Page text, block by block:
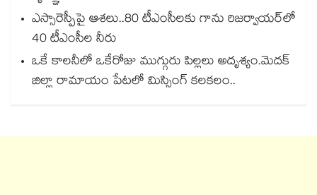
ఎస్సారెస్పీపై ఆశలు..80 టీఎంసీలకు గాను రిజర్వాయర్‌‌‌‌‌‌‌‌‌‌‌‌‌‌‌‌లో
40 టీఎంసీల నీరు
ఒకే కాలనీలో ఒకేరోజు ముగ్గురు పిల్లలు అదృశ్యం.మెదక్
జిల్లా రామాయం పేటలో మిస్సింగ్ కలకలం..